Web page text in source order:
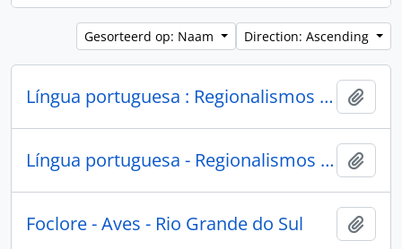
Gesorteerd op: Naam Direction: Ascending
Língua portuguesa : Regionalismos : Rio Grande do Sul
Língua portuguesa - Regionalismos - Rio Grande do Sul
Foclore - Aves - Rio Grande do Sul